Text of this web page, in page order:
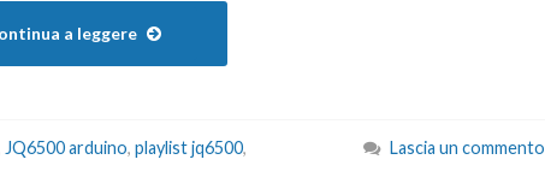
a leggere
JQ6500 arduino, playlist jq6500,
Lascia un commento